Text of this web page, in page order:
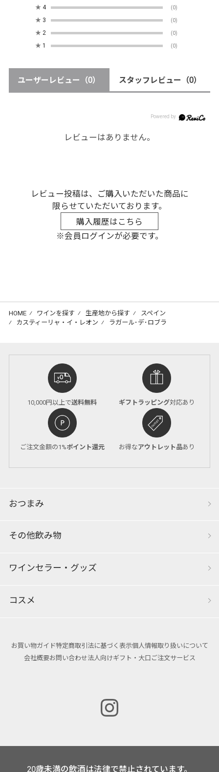
★ 4 (0)
★ 3 (0)
★ 2 (0)
★ 1 (0)
ユーザーレビュー （0） スタッフレビュー （0）
レビューはありません。
レビュー投稿は、ご購入いただいた商品に
限らせていただいております。
購入履歴はこちら
※会員ログインが必要です。
HOME ⁄ ワインを探す ⁄ 生産地から探す ⁄ スペイン
⁄ カスティーリャ・イ・レオン ⁄ ラガール･デ･ロブラ
10,000円以上で送料無料 ギフトラッピング対応あり
ご注文金額の1%ポイント還元 お得なアウトレット品あり
おつまみ
その他飲み物
ワインセラー・グッズ
コスメ
お買い物ガイド特定商取引法に基づく表示個人情報取り扱いについて
会社概要お問い合わせ法人向けギフト・大口ご注文サービス
20歳未満の飲酒は法律で禁止されています。